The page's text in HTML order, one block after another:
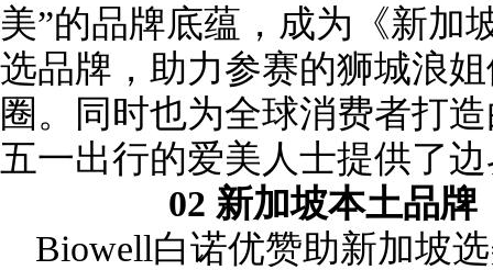
美”的品牌底蕴，成为《新加
选品牌，助力参赛的狮城浪
圈。同时也为全球消费者打
五一出行的爱美人士提供了
02 新加坡本土品
Biowell白诺优赞助新加坡